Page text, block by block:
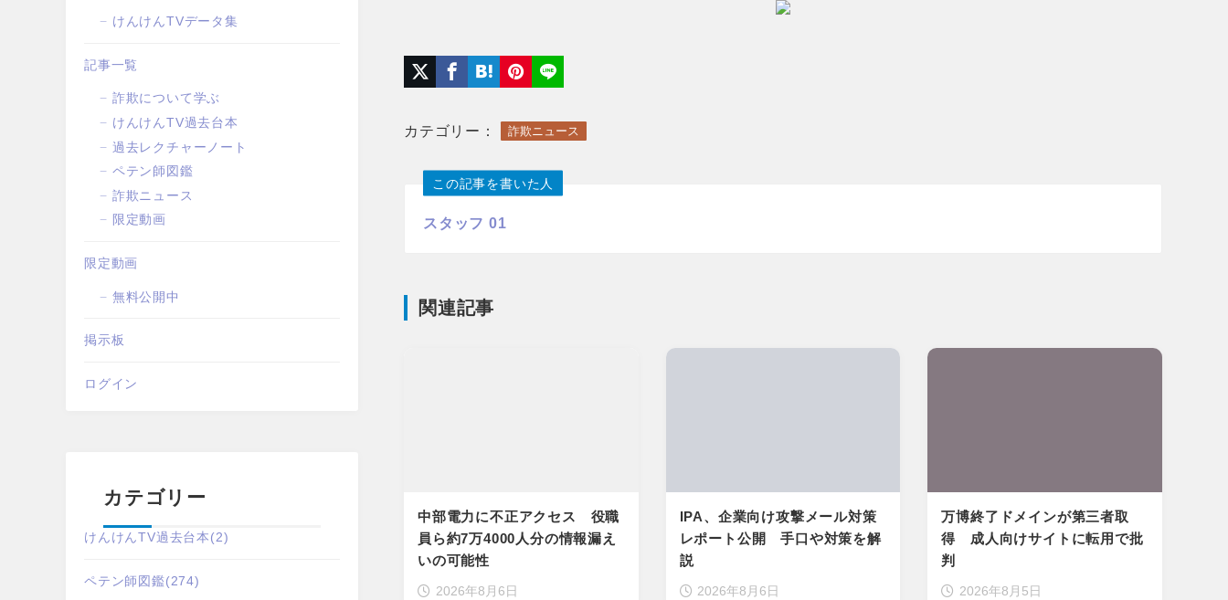
カテゴリー： 詐欺ニュース
この記事を書いた人
スタッフ 01
関連記事
中部電力に不正アクセス 役職
員ら約7万4000人分の情報漏え
いの可能性
2026年8月6日
IPA、企業向け攻撃メール対策
レポート公開 手口や対策を解
説
2026年8月6日
万博終了ドメインが第三者取
得 成人向けサイトに転用で批
判
2026年8月5日
けんけんTVデータ集
記事一覧
詐欺について学ぶ
けんけんTV過去台本
過去レクチャーノート
ペテン師図鑑
詐欺ニュース
限定動画
限定動画
無料公開中
掲示板
ログイン
カテゴリー
けんけんTV過去台本(2)
ペテン師図鑑(274)